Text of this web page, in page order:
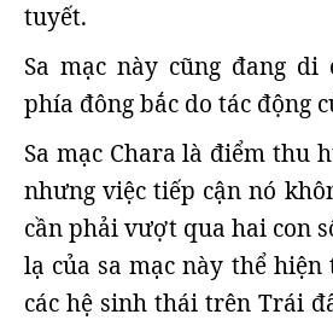
tuyết.
Sa mạc này cũng đang di
phía đông bắc do tác động
Sa mạc Chara là điểm thu
nhưng việc tiếp cận nó
cần phải vượt qua hai con
lạ của sa mạc này thể hiện
các hệ sinh thái trên Trái